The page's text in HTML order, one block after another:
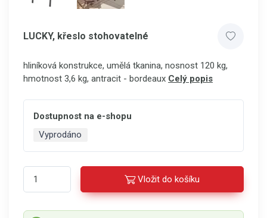
LUCKY, křeslo stohovatelné
hliníková konstrukce, umělá tkanina, nosnost 120 kg,
hmotnost 3,6 kg, antracit - bordeaux Celý popis
Dostupnost na e-shopu
Vyprodáno
Vložit do košíku